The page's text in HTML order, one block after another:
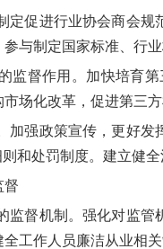
定促进行业协会商会
与制定国家标准、行
监督作用。加快培育
场化改革，促进第三
加强政策宣传，更好
和处罚制度。建立健
督
监督机制。强化对监
工作人员廉洁从业相